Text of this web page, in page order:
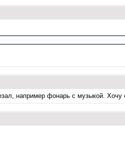
например фонарь с музыкой.